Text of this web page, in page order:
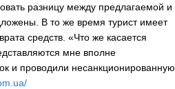
разницу между предлагаемой и
В то же время турист имеет
средств. «Что же касается
мне вполне
и проводили несанкционированную